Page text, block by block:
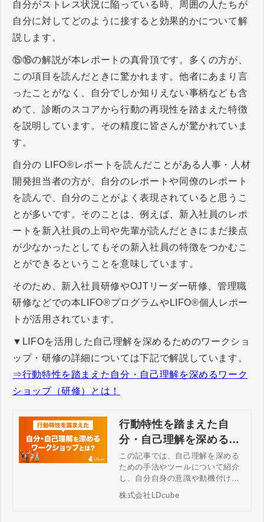
自分がストレス状況に陥っている時、周囲の人たちが
自分に対してどのように接すると効果的かについて解
説します。
⑮⑯の解説が本レポートの真骨頂です。多くの方が、
この項目を読んだときに驚かれます。他者にあまり言
ったことがなく、自分でしか知りえない事柄なども含
めて、診断のスコアから行動の再現性を踏まえた特徴
を説明しています。その精度に皆さんが驚かれていま
す。
自分の LIFO®レポートを読んだことがある人事・人材
開発担当者の方が、自分のレポートや同僚のレポート
を読んで、自分のことがよく表現されていると思うこ
とが多いです。そのことは、例えば、新入社員のレポ
ートを新入社員の上司や先輩が読んだときにまだ接点
が少なかったとしてもその新入社員の特徴をつかむこ
とができるということを意味しています。
そのため、新入社員研修やOJTリーダー研修、管理職
研修などでの本LIFO®プログラムやLIFO®個人レポー
トが活用されています。
▼LIFOを活用した自己理解を深めるためのワークショ
ップ・研修の詳細については下記で解説しています。
⇒行動特性を踏まえた自分・自己理解を深めるワーク
ショップ（研修）とは！
行動特性を踏まえた自
分・自己理解を深めるワ
ークショップ（研修）と
は！
この記事では、自己理解を深める
ための手法やツールについて紹介
し、自分自身の意識や動機付け、
（研修）の価値と効果、具体的な
株式会社LDcube